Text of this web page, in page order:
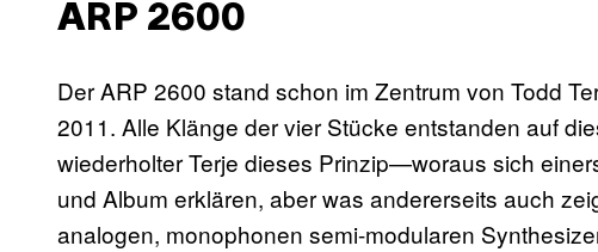
ARP 2600
Der ARP 2600 stand schon im Zentrum von Todd
2011. Alle Klänge der vier Stücke entstanden auf
wiederholter Terje dieses Prinzip—woraus sich
und Album erklären, aber was andererseits auch
analogen, monophonen semi-modularen